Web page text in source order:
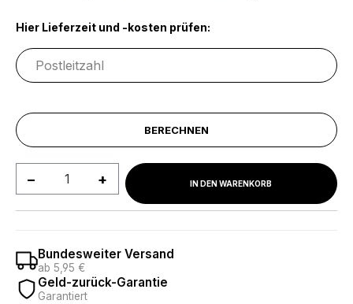
Hier Lieferzeit und -kosten prüfen:
BERECHNEN
Produkt Anzahl: Gib denIN DEN WARENKORB
Bundesweiter Versand
ab 5,95 €
Geld-zurück-Garantie
Garantiert